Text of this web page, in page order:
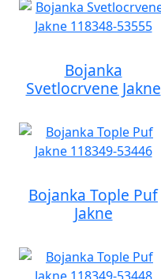
Bojanka
Svetlocrvene Jakne
Bojanka Tople Puf
Jakne